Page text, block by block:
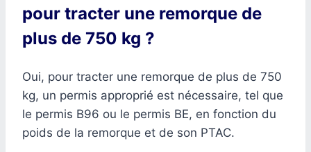
pour tracter une remorque de
plus de 750 kg ?
Oui, pour tracter une remorque de plus de 750
kg, un permis approprié est nécessaire, tel que
le permis B96 ou le permis BE, en fonction du
poids de la remorque et de son PTAC.